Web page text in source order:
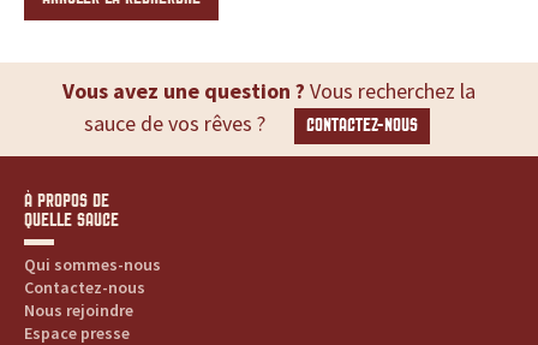
Vous avez une question ? Vous recherchez la
sauce de vos rêves ?
CONTACTEZ-NOUS
À PROPOS DE
QUELLE SAUCE
Qui sommes-nous
Contactez-nous
Nous rejoindre
Espace presse